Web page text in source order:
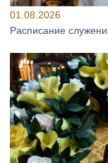
01.08.2026
Расписание